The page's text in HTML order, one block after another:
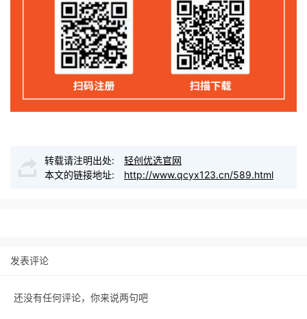
转载请注明出处:
轻创优选官网
本文的链接地址:
http://www.qcyx123.cn/589.html
发表评论
还没有任何评论，你来说两句吧